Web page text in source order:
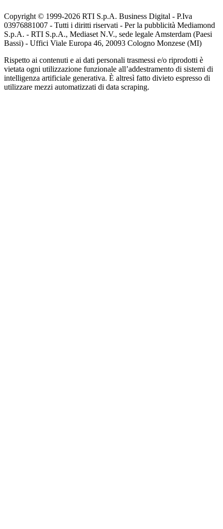
Copyright © 1999-2026 RTI S.p.A. Business Digital - P.Iva
03976881007 - Tutti i diritti riservati - Per la pubblicità Mediamond
S.p.A. - RTI S.p.A., Mediaset N.V., sede legale Amsterdam (Paesi
Bassi) - Uffici Viale Europa 46, 20093 Cologno Monzese (MI)
Rispetto ai contenuti e ai dati personali trasmessi e/o riprodotti è
vietata ogni utilizzazione funzionale all’addestramento di sistemi di
intelligenza artificiale generativa. È altresì fatto divieto espresso di
utilizzare mezzi automatizzati di data scraping.